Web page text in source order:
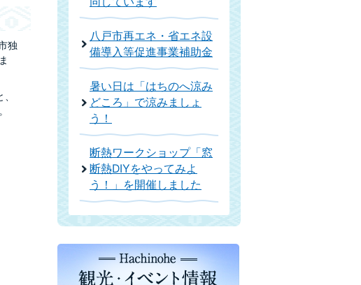
独
八戸市再エネ・省エネ設
備導入等促進事業補助金
暑い日は「はちのへ涼み
どころ」で涼みましょ
う！
断熱ワークショップ「窓
断熱DIYをやってみよ
う！」を開催しました